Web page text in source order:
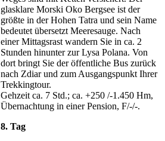
glasklare Morski Oko Bergsee ist der
größte in der Hohen Tatra und sein Name
bedeutet übersetzt Meeresauge. Nach
einer Mittagsrast wandern Sie in ca. 2
Stunden hinunter zur Lysa Polana. Von
dort bringt Sie der öffentliche Bus zurück
nach Zdiar und zum Ausgangspunkt Ihrer
Trekkingtour.
Gehzeit ca. 7 Std.; ca. +250 /-1.450 Hm,
Übernachtung in einer Pension, F/-/-.
8. Tag